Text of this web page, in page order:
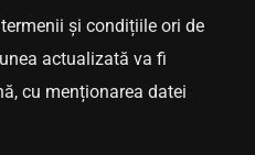
și condițiile ori de
actualizată va fi
cu menționarea datei